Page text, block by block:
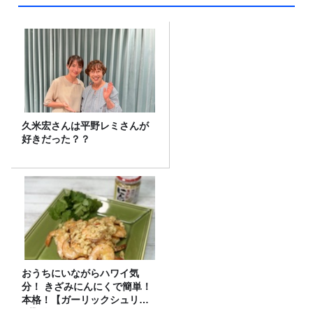
久米宏さんは平野レミさんが
好きだった？？
おうちにいながらハワイ気
分！ きざみにんにくで簡単！
本格！【ガーリックシュリン